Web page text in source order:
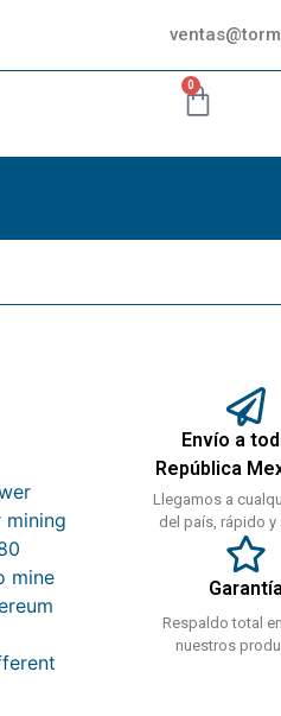
0
mining
mine
Envío a
República
Llegamos a
del país, rápido y
Respaldo total
nuestros